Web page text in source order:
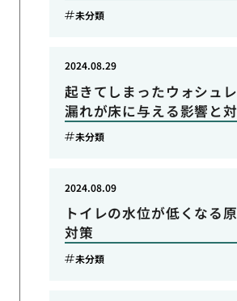
未分類
起きてしまったウォシュ
漏れが床に与える影響と
2024.08.29
未分類
トイレの水位が低くなる
対策
2024.08.09
未分類